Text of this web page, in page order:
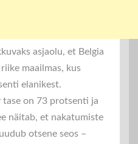
asjaolu, et Belgia
maailmas, kus
elanikest.
tase on 73 protsenti ja
näitab, et nakatumiste
otsene seos –